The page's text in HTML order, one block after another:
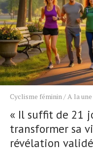
Cyclisme féminin/A la une
« Il suffit de 21
transformer sa
révélation